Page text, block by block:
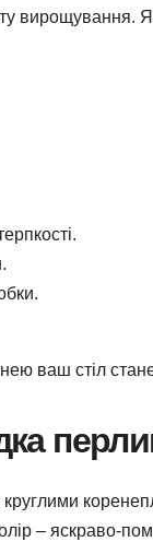
вирощування.
ваш стіл
– яскраво-